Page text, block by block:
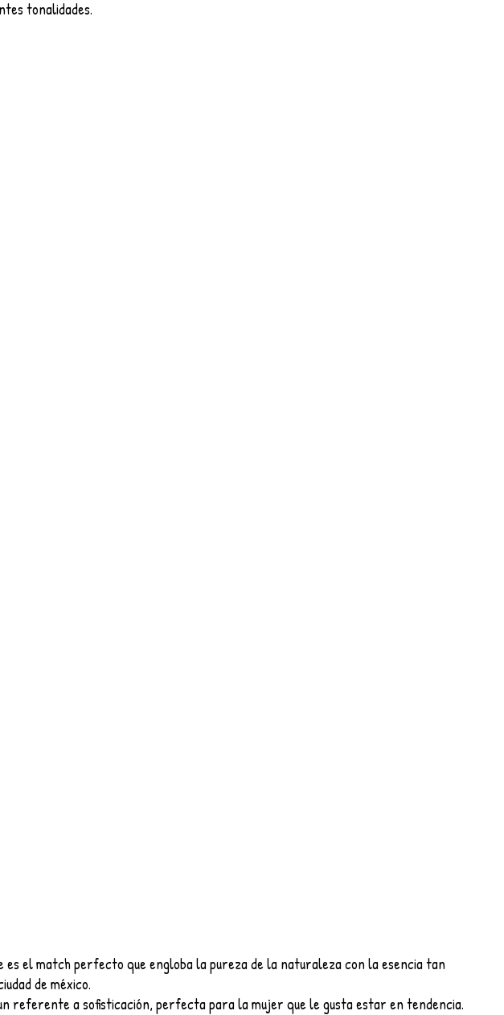
tonalidades.
es el match perfecto que engloba la pureza de la naturaleza con la esencia tan
de méxico.
referente a sofisticación, perfecta para la mujer que le gusta estar en tendencia.